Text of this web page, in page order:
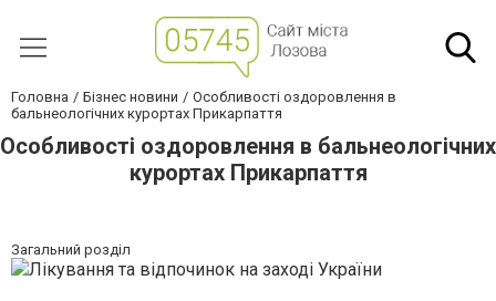
Головна Бізнес новини
Особливості оздоровлення в
бальнеологічних курортах Прикарпаття
Особливості оздоровлення в бальнеологічних
курортах Прикарпаття
Загальний розділ